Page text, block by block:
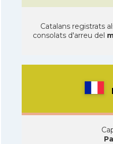
Catalans registrats
consolats d'arreu del